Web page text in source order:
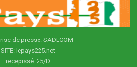
de presse: SADECOM
SITE: lepays225.net
recepissé: 25/D